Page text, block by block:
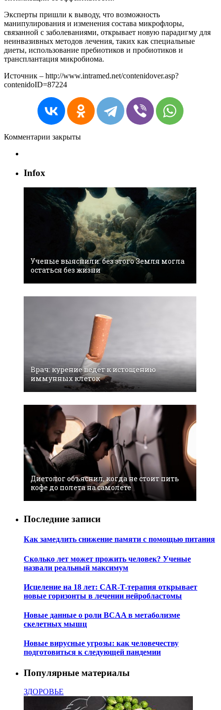
Эксперты пришли к выводу, что возможность
манипулирования и изменения состава микрофлоры,
связанной с заболеваниями, открывает новую парадигму для
неинвазивных методов лечения, таких как специальные
диеты, использование пребиотиков и пробиотиков и
трансплантация микробиома.
Источник – http://www.intramed.net/contenidover.asp?
contenidoID=87224
Комментарии закрыты
Infox
Ученые выяснили: без этого Земля могла
остаться без жизни
Врач: курение ведёт к истощению
иммунных клеток
Диетолог объяснил, когда не стоит пить
кофе до полета на самолете
Последние записи
Как замедлить снижение памяти с помощью питания
Сколько лет может прожить человек? Ученые
назвали реальный максимум
Исцеление на 18 лет: CAR-T-терапия открывает
новые горизонты в лечении нейробластомы
Новые данные о роли BCAA в метаболизме
скелетных мышц
Новые вирусные угрозы: как человечеству
подготовиться к следующей пандемии
Популярные материалы
ЗДОРОВЬЕ